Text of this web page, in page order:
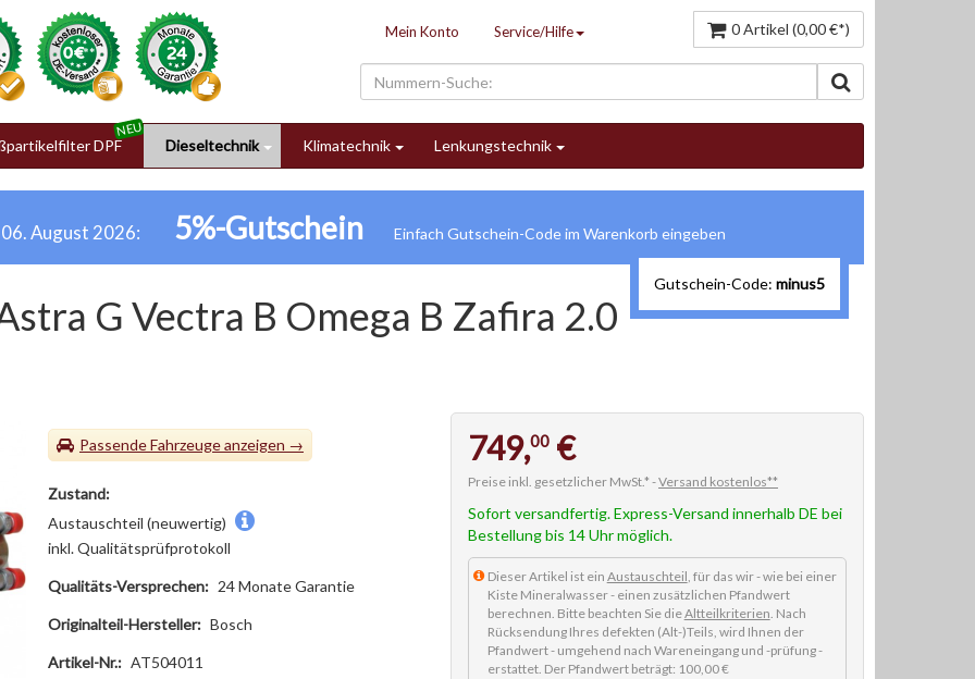
Mein Konto Service/Hilfe 0 Artikel (0,00 €*)
DPF Dieseltechnik Klimatechnik Lenkungstechnik
August 2026: 5%-Gutschein
Gutschein-Code: minus5
G Vectra B Omega B Zafira 2.0
Passende Fahrzeuge
Zustand:
Austauschteil (neuwertig)
inkl. Qualitätsprüfprotokoll
Qualitäts-Versprechen: 24 Monate Garantie
Originalteil-Hersteller: Bosch
Artikel-Nr.: AT504011
749,00 €
Preise inkl. gesetzlicher MwSt.* -Versand kostenlos**
Sofort versandfertig. Express-Versand innerhalb DE bei
Bestellung bis 14 Uhr möglich.
Dieser Artikel ist ein Austauschteil, für das wir - wie bei einer
Kiste Mineralwasser - einen zusätzlichen Pfandwert
berechnen. Bitte beachten Sie dieAltteilkriterien. Nach
Rücksendung Ihres defekten (Alt-)Teils, wird Ihnen der
Pfandwert - umgehend nach Wareneingang und -prüfung -
erstattet. Der Pfandwert beträgt: 100,00 €